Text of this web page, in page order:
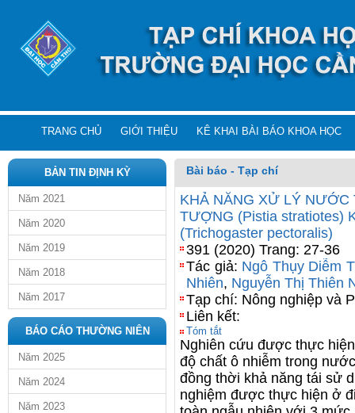
TRANG CHỦ GIỚI THIỆU KÊ KHAI BÀI BÁO KHOA HỌC
BẢN TIN ĐỊNH KỲ
Năm 2021
Năm 2020
Năm 2019
Năm 2018
Năm 2017
BÁO CÁO THƯỜNG NIÊN
Năm 2025
Năm 2024
Năm 2023
Bài báo - Tạp chí
KHẢ NĂNG XỬ LÝ NƯỚC
TƯỢNG (Pistia stratiotes)
(Trichogaster pectoralis)
391 (2020) Trang: 27-36
Tác giả: Ngô Thụy Diễm
Nhiên, Nguyễn Thị Thiên
Tạp chí: Nông nghiệp và
Liên kết:
Tóm tắt
Nghiên cứu được thực
độ chất ô nhiễm trong
đồng thời khả năng tái sử
nghiệm được thực hiện ở